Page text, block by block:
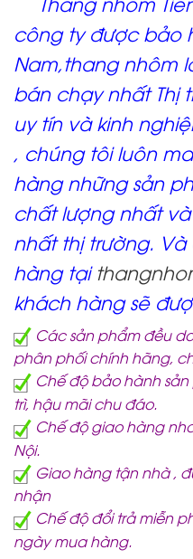
công ty được bảo
Nam,thang nhôm
bán chạy nhất Thị
uy tín và kinh
, chúng tôi luôn
hàng những sản
chất lượng nhất
nhất thị trường.
hàng tại
khách hàng sẽ
Các sản phẩm đều
phân phối chính hãng,
Chế độ bảo hành
trì, hậu mãi chu đáo.
Chế độ giao hàng
Nội.
Giao hàng tận nhà ,
nhận
Chế độ đổi trả miễn
ngày mua hàng.